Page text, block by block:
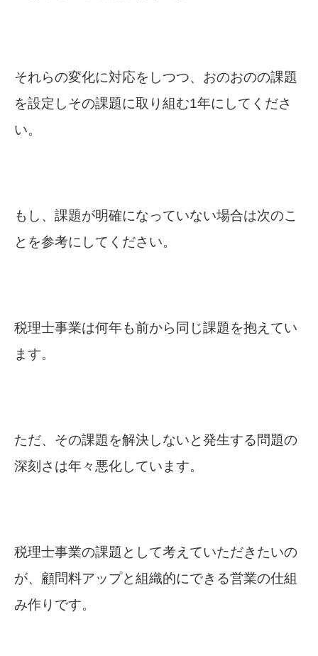
それらの変化に対応をしつつ、おのおのの課題
を設定しその課題に取り組む1年にしてくださ
い。
もし、課題が明確になっていない場合は次のこ
とを参考にしてください。
税理士事業は何年も前から同じ課題を抱えてい
ます。
ただ、その課題を解決しないと発生する問題の
深刻さは年々悪化しています。
税理士事業の課題として考えていただきたいの
が、顧問料アップと組織的にできる営業の仕組
み作りです。